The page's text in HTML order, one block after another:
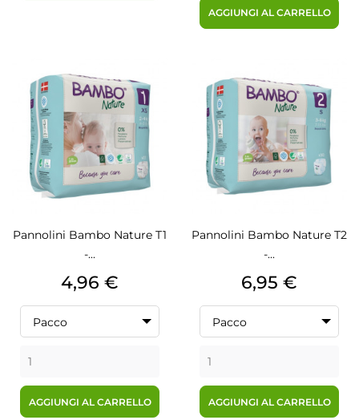
AGGIUNGI AL CARRELLO
Pannolini Bambo Nature T1
-...
Prezzo
4,96 €
Pacco
AGGIUNGI AL CARRELLO
Pannolini Bambo Nature T2
-...
Prezzo
6,95 €
Pacco
AGGIUNGI AL CARRELLO